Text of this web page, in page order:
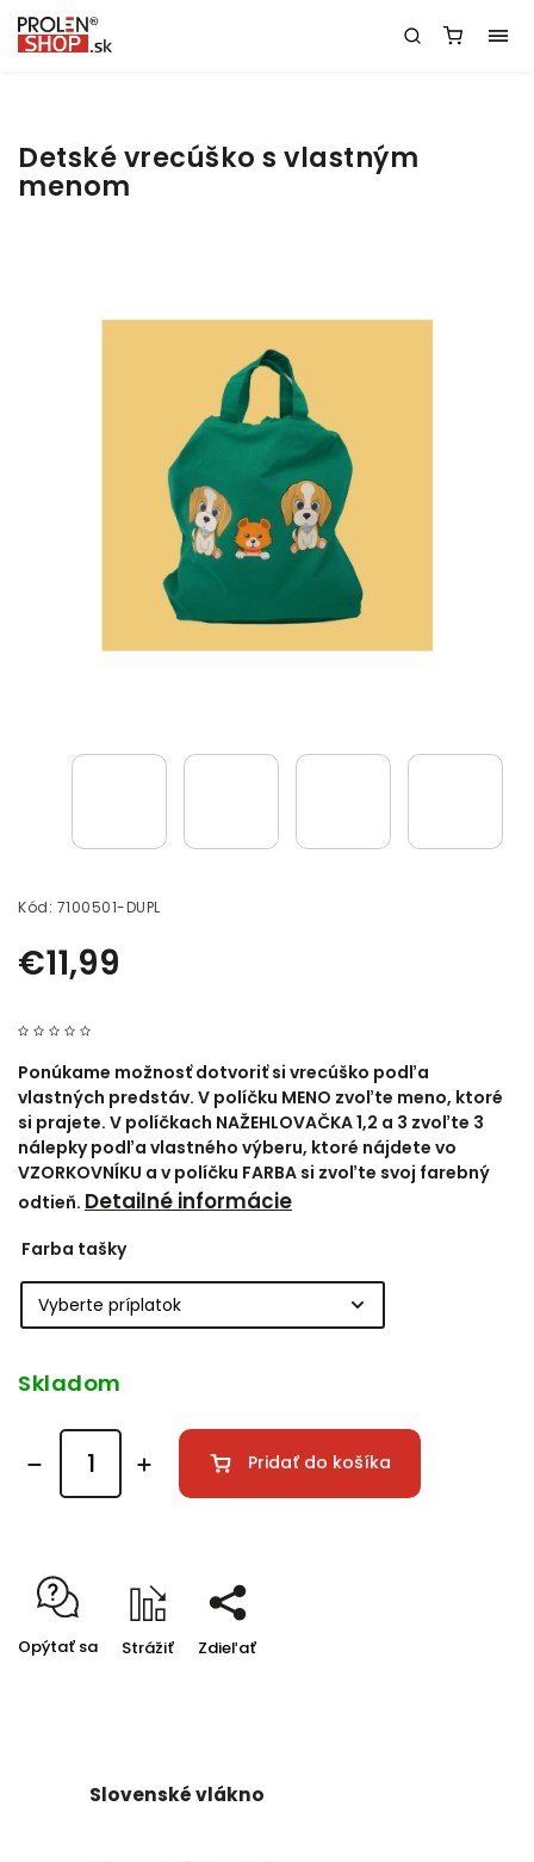
Detské vrecúško s vlastným
menom
Kód: 7100501-DUPL
€11,99
Ponúkame možnosť dotvoriť si vrecúško podľa
vlastných predstáv. V políčku MENO zvoľte meno, ktoré
si prajete. V políčkach NAŽEHLOVAČKA 1,2 a 3 zvoľte 3
nálepky podľa vlastného výberu, ktoré nájdete vo
VZORKOVNÍKU a v políčku FARBA si zvoľte svoj farebný
odtieň. Detailné informácie
Farba tašky
Skladom
Pridať do košíka
Opýtať sa Strážiť Zdieľať
Slovenské vlákno